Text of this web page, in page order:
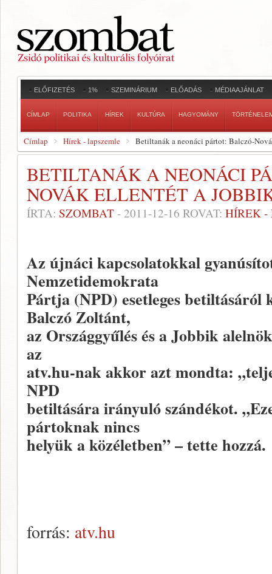
ELŐFIZETÉS 1% SZEMINÁRIUM ELŐADÁS MÉDIAAJÁNLAT
CÍMLAP POLITIKA HÍREK KULTÚRA HAGYOMÁNY
Címlap Hírek - lapszemle Betiltanák a neonáci pártot: Balczó-
BETILTANÁK A NEONÁCI
NOVÁK ELLENTÉT A
ÍRTA: SZOMBAT - 2011-12-16 ROVAT: HÍREK -
Az újnáci kapcsolatokkal
Nemzetidemokrata
Pártja (NPD) esetleges
Balczó Zoltánt,
az Országgyűlés és a Jobbik
az
atv.hu-nak akkor azt mondta:
NPD
betiltására irányuló szándékot.
pártoknak nincs
helyük a közéletben” – tette hozzá.
forrás: atv.hu